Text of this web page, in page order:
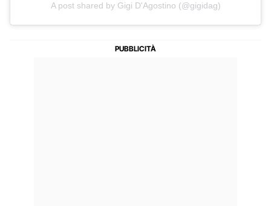
A post shared by Gigi D'Agostino (@gigidag)